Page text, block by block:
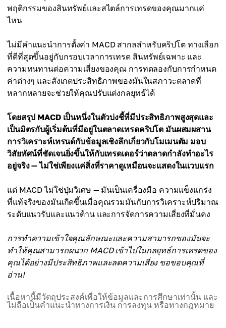
พฤติกรรมของสินทรัพย์และสไตล์การเทรดของคุณมากแค่
ไหน
ไม่มีคำแนะนำการตั้งค่า MACD สากลสำหรับคริปโต ทางเลือก
ที่ดีที่สุดขึ้นอยู่กับกรอบเวลาการเทรด สินทรัพย์เฉพาะ และ
ความทนทานต่อความเสี่ยงของคุณ การทดลองกับการกำหนด
ค่าต่างๆ และสังเกตประสิทธิภาพของมันในสภาวะตลาดที่
หลากหลายจะช่วยให้คุณปรับแต่งกลยุทธ์ได้
โดยสรุป MACD เป็นหนึ่งในตัวบ่งชี้ที่มีประสิทธิภาพสูงสุดและ
เป็นมิตรกับผู้เริ่มต้นที่มีอยู่ในตลาดเทรดคริปโต มันผสมผสาน
การวิเคราะห์เทรนด์กับข้อมูลเชิงลึกเกี่ยวกับโมเมนตัม มอบ
วิสัยทัศน์ที่ชัดเจนยิ่งขึ้นให้กับเทรดเดอร์ว่าตลาดกำลังทำอะไร
อยู่จริง — ไม่ใช่เพียงแค่สิ่งที่ราคาดูเหมือนจะแสดงในแวบแรก
แต่ MACD ไม่ใช่ปุ่มวิเศษ — มันเป็นเครื่องมือ ความแข็งแกร่ง
ที่แท้จริงของมันเกิดขึ้นเมื่อคุณรวมมันกับการวิเคราะห์ปริมาณ
ระดับแนวรับและแนวต้าน และการจัดการความเสี่ยงที่มั่นคง
การทำความเข้าใจคุณลักษณะและความสามารถของมันจะ
ทำให้คุณสามารถผนวก MACD เข้าไปในกลยุทธ์การเทรดของ
คุณได้อย่างมีประสิทธิภาพและลดความเสี่ยง ขอขอบคุณที่
อ่าน!
เนื้อหานี้มีวัตถุประสงค์เพื่อให้ข้อมูลและการศึกษาเท่านั้น และ
ไม่ถือเป็นคำแนะนำทางการเงิน การลงทุน หรือทางกฎหมาย